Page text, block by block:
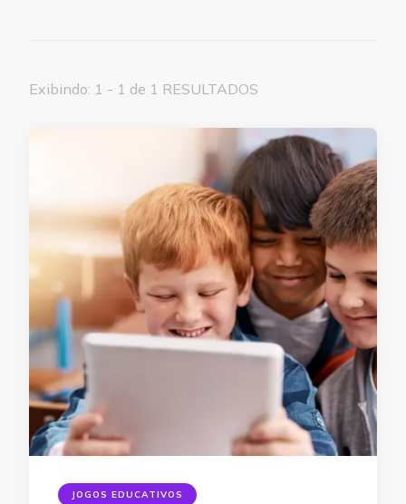
Exibindo: 1 - 1 de 1 RESULTADOS
JOGOS EDUCATIVOS